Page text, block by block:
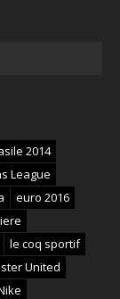
2014
League
euro 2016
le coq sportif
United